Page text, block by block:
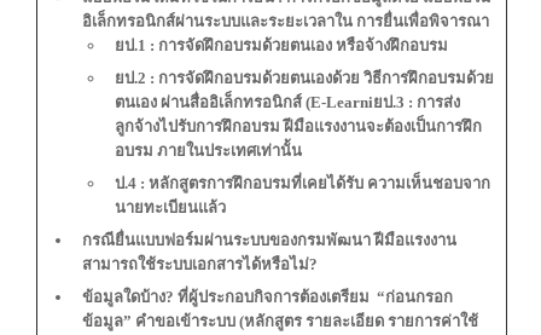
อิเล็กทรอนิกส์ผ่านระบบและระยะเวลาใน การยื่นเพื่อพิจารณา
ยป.1 : การจัดฝึกอบรมด้วยตนเอง หรือจ้างฝึกอบรม
ยป.2 : การจัดฝึกอบรมด้วยตนเองด้วย วิธีการฝึกอบรมด้วย
ตนเอง ผ่านสื่ออิเล็กทรอนิกส์ (E-Learniยป.3 : การส่ง
ลูกจ้างไปรับการฝึกอบรม ฝีมือแรงงานจะต้องเป็นการฝึก
อบรม ภายในประเทศเท่านั้น
ป.4 : หลักสูตรการฝึกอบรมที่เคยได้รับ ความเห็นชอบจาก
นายทะเบียนแล้ว
กรณียื่นแบบฟอร์มผ่านระบบของกรมพัฒนา ฝีมือแรงงาน
สามารถใช้ระบบเอกสารได้หรือไม่?
ข้อมูลใดบ้าง? ที่ผู้ประกอบกิจการต้องเตรียม “ก่อนกรอก
ข้อมูล” คำขอเข้าระบบ (หลักสูตร รายละเอียด รายการค่าใช้